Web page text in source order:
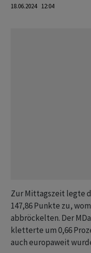
18.06.2024 12:04
Zur Mittagszeit legte
147,86 Punkte zu,
abbröckelten. Der
kletterte um 0,66
auch europaweit